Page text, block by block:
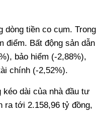
dòng tiền co cụm. Trong
điểm. Bất động sản dẫn
bảo hiểm (-2,88%),
chính (-2,52%).
dài của nhà đầu tư
ra tới 2.158,96 tỷ đồng,